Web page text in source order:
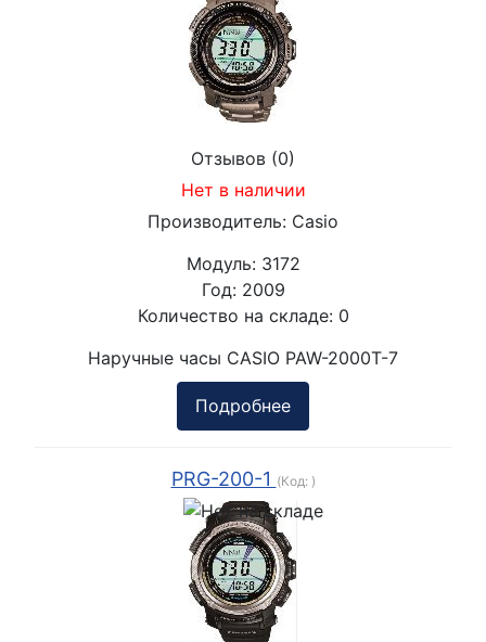
Отзывов (0)
Нет в наличии
Производитель: Casio
Модуль: 3172
Год: 2009
Количество на складе: 0
Наручные часы CASIO PAW-2000T-7
Подробнее
PRG-200-1 (Код: )